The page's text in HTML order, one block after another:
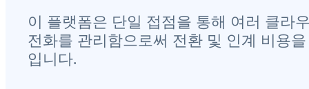
이 플랫폼은 단일 접점을 통해 여러 클라
전화를 관리함으로써 전환 및 인계 비용
입니다.